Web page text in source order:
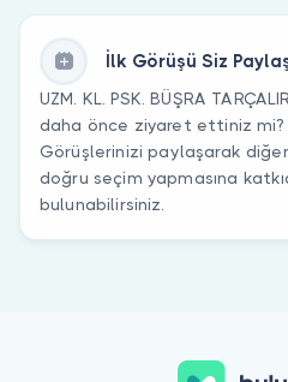
İlk Görüşü Siz
UZM. KL. PSK. BÜŞRA TARÇALIR
daha önce ziyaret ettiniz mi?
Görüşlerinizi paylaşarak
doğru seçim yapmasına
bulunabilirsiniz.